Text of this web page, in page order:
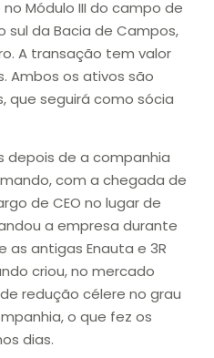
Módulo III do campo de
sul da Bacia de Campos,
A transação tem valor
Ambos os ativos são
que seguirá como sócia
depois de a companhia
com a chegada de
de CEO no lugar de
a empresa durante
as antigas Enauta e 3R
criou, no mercado
redução célere no grau
o que fez os
dias.